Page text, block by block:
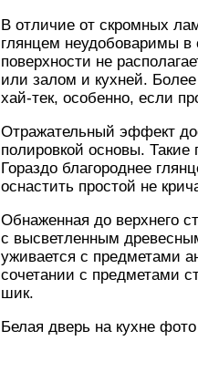
В отличие от скромных
глянцем неудобоваримы в
поверхности не
или залом и кухней.
хай-тек, особенно, если
Отражательный эффект
полировкой основы.
Гораздо благороднее
оснастить простой не
Обнаженная до верхнего
с высветленным
уживается с предметами
сочетании с предметами
шик.
Белая дверь на кухне фото